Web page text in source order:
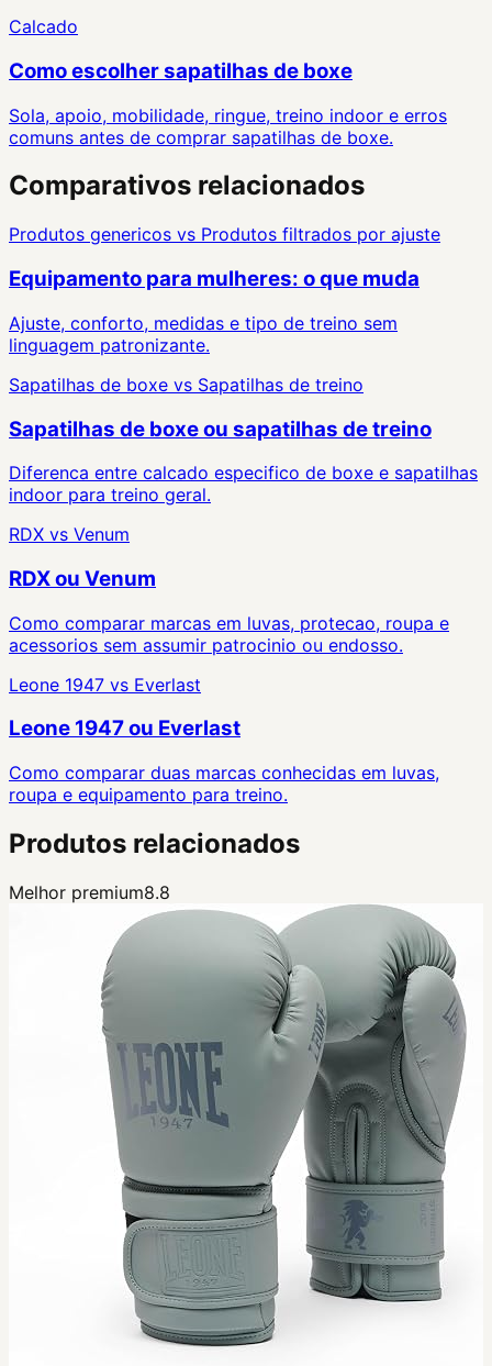
Calcado
Como escolher sapatilhas de boxe
Sola, apoio, mobilidade, ringue, treino indoor e erros
comuns antes de comprar sapatilhas de boxe.
Comparativos relacionados
Produtos genericos vs Produtos filtrados por ajuste
Equipamento para mulheres: o que muda
Ajuste, conforto, medidas e tipo de treino sem
linguagem patronizante.
Sapatilhas de boxe vs Sapatilhas de treino
Sapatilhas de boxe ou sapatilhas de treino
Diferenca entre calcado especifico de boxe e sapatilhas
indoor para treino geral.
RDX vs Venum
RDX ou Venum
Como comparar marcas em luvas, protecao, roupa e
acessorios sem assumir patrocinio ou endosso.
Leone 1947 vs Everlast
Leone 1947 ou Everlast
Como comparar duas marcas conhecidas em luvas,
roupa e equipamento para treino.
Produtos relacionados
Melhor premium8.8